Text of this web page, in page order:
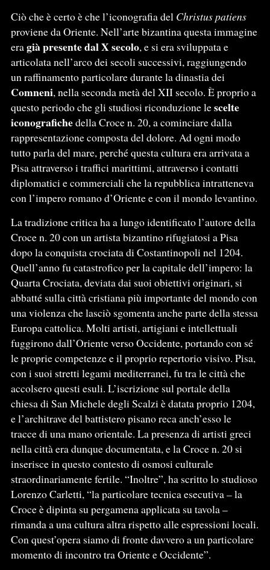
Ciò che è certo è che l’iconografia del Christus patiens
proviene da Oriente. Nell’arte bizantina questa immagine
eragià presente dal X secolo, e si era sviluppata e
articolata nell’arco dei secoli successivi, raggiungendo
un raffinamento particolare durante la dinastia dei
Comneni, nella seconda metà del XII secolo. È proprio a
questo periodo che gli studiosi riconduzione lescelte
iconografichedella Croce n. 20, a cominciare dalla
rappresentazione composta del dolore. Ad ogni modo
tutto parla del mare, perché questa cultura era arrivata a
Pisa attraverso i traffici marittimi, attraverso i contatti
diplomatici e commerciali che la repubblica intratteneva
con l’impero romano d’Oriente e con il mondo levantino.
La tradizione critica ha a lungo identificato l’autore della
Croce n. 20 con un artista bizantino rifugiatosi a Pisa
dopo la conquista crociata di Costantinopoli nel 1204.
Quell’anno fu catastrofico per la capitale dell’impero: la
Quarta Crociata, deviata dai suoi obiettivi originari, si
abbatté sulla città cristiana più importante del mondo con
una violenza che lasciò sgomenta anche parte della stessa
Europa cattolica. Molti artisti, artigiani e intellettuali
fuggirono dall’Oriente verso Occidente, portando con sé
le proprie competenze e il proprio repertorio visivo. Pisa,
con i suoi stretti legami mediterranei, fu tra le città che
accolsero questi esuli. L’iscrizione sul portale della
chiesa di San Michele degli Scalzi è datata proprio 1204,
e l’architrave del battistero pisano reca anch’esso le
tracce di una mano orientale. La presenza di artisti greci
nella città era dunque documentata, e la Croce n. 20 si
inserisce in questo contesto di osmosi culturale
straordinariamente fertile. “Inoltre”, ha scritto lo studioso
Lorenzo Carletti, “la particolare tecnica esecutiva – la
Croce è dipinta su pergamena applicata su tavola –
rimanda a una cultura altra rispetto alle espressioni locali.
Con quest’opera siamo di fronte davvero a un particolare
momento di incontro tra Oriente e Occidente”.